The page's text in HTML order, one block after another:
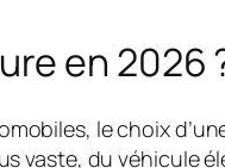
en 2026
le choix
vaste, du véhicule